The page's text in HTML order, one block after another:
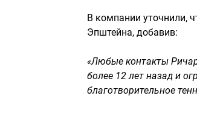
В компании уточнили,
Эпштейна, добавив:
«Любые контакты
более 12 лет назад и
благотворительное